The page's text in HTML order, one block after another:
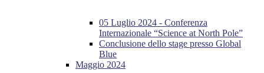
05 Luglio 2024 - Conferenza
Internazionale “Science at North Pole”
Conclusione dello stage presso Global
Blue
Maggio 2024